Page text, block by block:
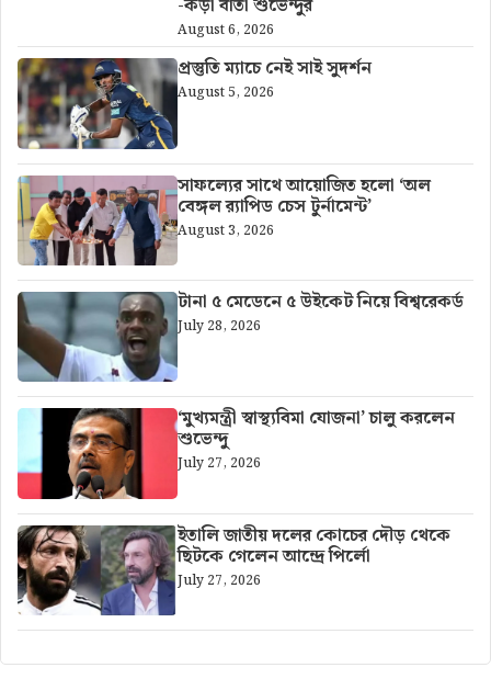
-কড়া বার্তা শুভেন্দুর
August 6, 2026
প্রস্তুতি ম্যাচে নেই সাই সুদর্শন
August 5, 2026
সাফল্যের সাথে আয়োজিত হলো ‘অল
বেঙ্গল র‍্যাপিড চেস টুর্নামেন্ট’
August 3, 2026
টানা ৫ মেডেনে ৫ উইকেট নিয়ে বিশ্বরেকর্ড
July 28, 2026
‘মুখ্যমন্ত্রী স্বাস্থ্যবিমা যোজনা’ চালু করলেন
শুভেন্দু
July 27, 2026
ইতালি জাতীয় দলের কোচের দৌড় থেকে
ছিটকে গেলেন আন্দ্রে পির্লো
July 27, 2026